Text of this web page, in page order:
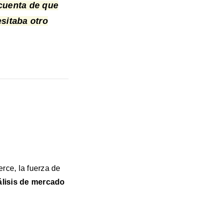
de que
otro
la fuerza de
de mercado